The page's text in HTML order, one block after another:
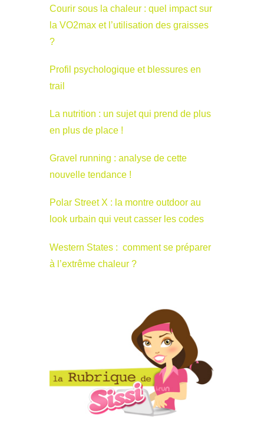
Courir sous la chaleur : quel impact sur
la VO2max et l’utilisation des graisses
?
Profil psychologique et blessures en
trail
La nutrition : un sujet qui prend de plus
en plus de place !
Gravel running : analyse de cette
nouvelle tendance !
Polar Street X : la montre outdoor au
look urbain qui veut casser les codes
Western States : comment se préparer
à l’extrême chaleur ?